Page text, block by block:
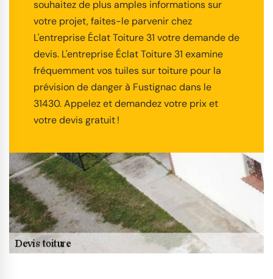
souhaitez de plus amples informations sur
votre projet, faites-le parvenir chez
L'entreprise Éclat Toiture 31 votre demande de
devis. L'entreprise Éclat Toiture 31 examine
fréquemment vos tuiles sur toiture pour la
prévision de danger à Fustignac dans le
31430. Appelez et demandez votre prix et
votre devis gratuit !